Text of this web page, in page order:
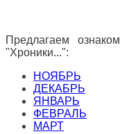
Предлагаем
"Хроники...":
НОЯБРЬ
ДЕКАБРЬ
ЯНВАРЬ
ФЕВРАЛЬ
МАРТ